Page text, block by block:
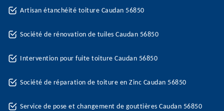
Artisan étanchéité toiture Caudan 56850
Société de rénovation de tuiles Caudan 56850
Intervention pour fuite toiture Caudan 56850
Société de réparation de toiture en Zinc Caudan 56850
Service de pose et changement de gouttières Caudan 56850